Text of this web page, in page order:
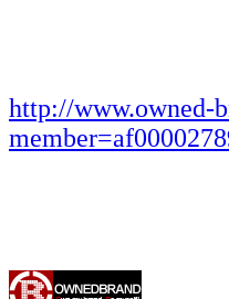
http://www.owned-